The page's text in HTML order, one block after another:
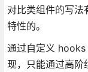
对比类组件的写法
特性的。
通过自定义 hooks
现，只能通过高阶